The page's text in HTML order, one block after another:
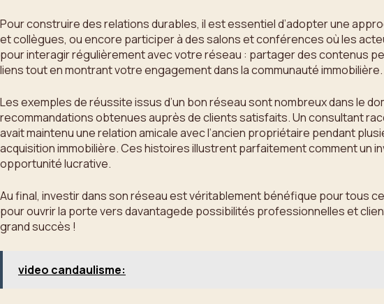
Pour construire des relations durables, il est essentiel d’adopter une
et collègues, ou encore participer à des salons et conférences où les
pour interagir régulièrement avec votre réseau : partager des contenus
liens tout en montrant votre engagement dans la communauté immobilière.
Les exemples de réussite issus d’un bon réseau sont nombreux dans le
recommandations obtenues auprès de clients satisfaits. Un consultant
avait maintenu une relation amicale avec l’ancien propriétaire pendant
acquisition immobilière. Ces histoires illustrent parfaitement comment
opportunité lucrative.
Au final, investir dans son réseau est véritablement bénéfique pour tous
pour ouvrir la porte vers davantagede possibilités professionnelles et
grand succès !
video candaulisme: